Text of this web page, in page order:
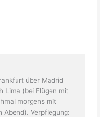
über Madrid
Lima (bei Flügen mit
morgens mit
Abend). Verpflegung: